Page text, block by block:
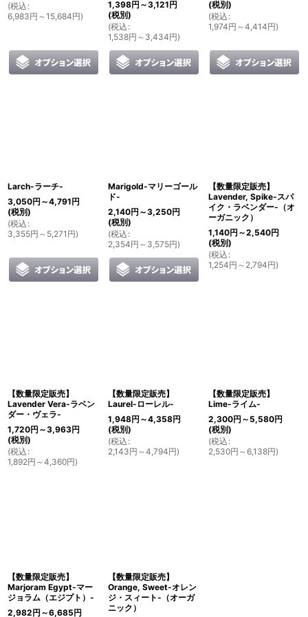
(税込 :
6,983円 ～15,684円)
1,398円 ～3,121円
(税別)
(税込 :
1,538円 ～3,434円)
(税別)
(税込 :
1,974円 ～4,414円)
Larch-ラーチ-
3,050円 ～4,791円
(税別)
(税込 :
3,355円 ～5,271 円)
Marigold-マリーゴール
ド-
2,140円 ～3,250円
(税別)
(税込 :
2,354円 ～3,575円)
【数量限定販売】
Lavender, Spike-スパ
イク・ラベンダー-（オ
ーガニック）
1,140円 ～2,540円
(税別)
(税込 :
1,254円 ～2,794円)
【数量限定販売】
Lavender Vera-ラベン
ダー・ヴェラ-
1,720円 ～3,963円
(税別)
(税込 :
1,892円 ～4,360円)
【数量限定販売】
Laurel-ローレル-
1,948円 ～4,358円
(税別)
(税込 :
2,143円 ～4,794円)
【数量限定販売】
Lime-ライム-
2,300円 ～5,580円
(税別)
(税込 :
2,530円 ～6,138円)
【数量限定販売】
Marjoram Egypt-マー
ジョラム（エジプト）-
2,982円 ～6,685円
【数量限定販売】
Orange, Sweet-オレン
ジ・スィート-（オーガ
ニック）